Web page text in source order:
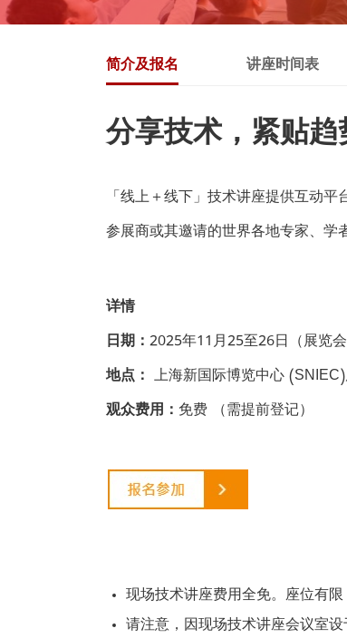
简介及报名 讲座时间表
分享技术，紧贴趋
「线上＋线下」技术讲座提供互动平
参展商或其邀请的世界各地专家、学
详情
日期： 2025年11月25至26日（展览会
地点： 上海新国际博览中心
观众费用： 免费 （需提前登记）
现场技术讲座费用全免。座位有限
请注意，因现场技术讲座会议室